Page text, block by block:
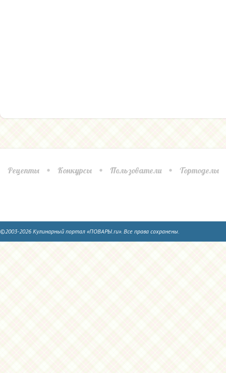
Рецепты Конкурсы Пользователи Тортоделы
©2003-2026 Кулинарный портал «ПОВАРЫ.ru». Все права сохранены.